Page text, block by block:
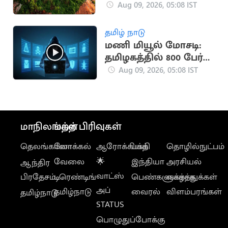
கோயில் நிலம் மோசடி
Aug 09, 2026, 05:08 IST
தமிழ் நாடு
மணி மியூல் மோசடி:
தமிழகத்தில் 800 பேர்
கைது
Aug 09, 2026, 05:08 IST
மாநிலங்கள்
தெலங்கானா
ஆந்திர
பிரதேசம்
தமிழ்நாடு
மற்ற பிரிவுகள்
லோக்கல்
வேலை
டிரெண்டிங்
தமிழ்நாடு
ஆரோக்கியம்
🌟
வாட்ஸ்
அப்
STATUS
பொழுதுப்போக்கு
பக்தி
இந்தியா
பெண்களுக்காக
வைரல்
தொழில்நுட்பம்
அரசியல்
வாழ்த்துக்கள்
விளம்பரங்கள்